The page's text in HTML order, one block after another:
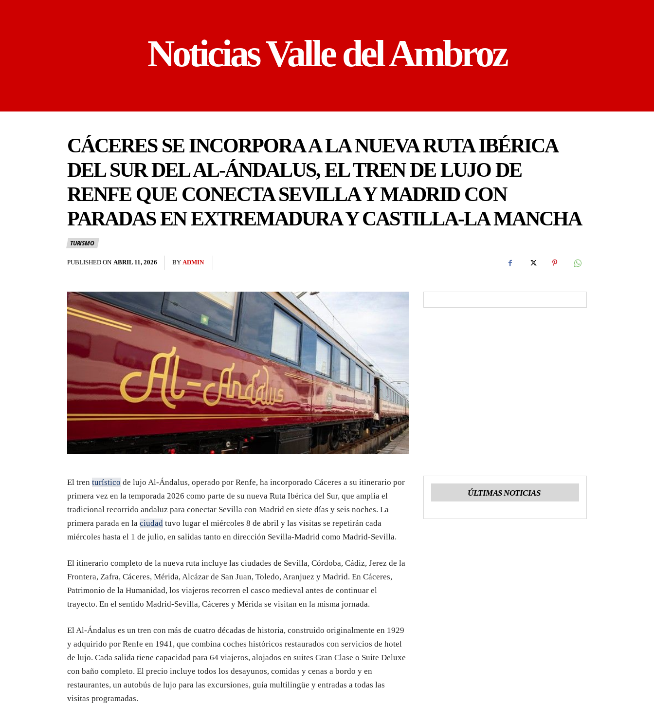
Noticias Valle del Ambroz
CÁCERES SE INCORPORA A LA NUEVA RUTA IBÉRICA
DEL SUR DEL AL-ÁNDALUS, EL TREN DE LUJO DE
RENFE QUE CONECTA SEVILLA Y MADRID CON
PARADAS EN EXTREMADURA Y CASTILLA-LA MANCHA
TURISMO
PUBLISHED ON ABRIL 11, 2026 BY ADMIN
El tren turístico de lujo Al-Ándalus, operado por Renfe, ha incorporado Cáceres a su itinerario por
primera vez en la temporada 2026 como parte de su nueva Ruta Ibérica del Sur, que amplía el
tradicional recorrido andaluz para conectar Sevilla con Madrid en siete días y seis noches. La
primera parada en la ciudad tuvo lugar el miércoles 8 de abril y las visitas se repetirán cada
miércoles hasta el 1 de julio, en salidas tanto en dirección Sevilla-Madrid como Madrid-Sevilla.
El itinerario completo de la nueva ruta incluye las ciudades de Sevilla, Córdoba, Cádiz, Jerez de la
Frontera, Zafra, Cáceres, Mérida, Alcázar de San Juan, Toledo, Aranjuez y Madrid. En Cáceres,
Patrimonio de la Humanidad, los viajeros recorren el casco medieval antes de continuar el
trayecto. En el sentido Madrid-Sevilla, Cáceres y Mérida se visitan en la misma jornada.
El Al-Ándalus es un tren con más de cuatro décadas de historia, construido originalmente en 1929
y adquirido por Renfe en 1941, que combina coches históricos restaurados con servicios de hotel
de lujo. Cada salida tiene capacidad para 64 viajeros, alojados en suites Gran Clase o Suite Deluxe
con baño completo. El precio incluye todos los desayunos, comidas y cenas a bordo y en
restaurantes, un autobús de lujo para las excursiones, guía multilingüe y entradas a todas las
visitas programadas.
ÚLTIMAS NOTICIAS